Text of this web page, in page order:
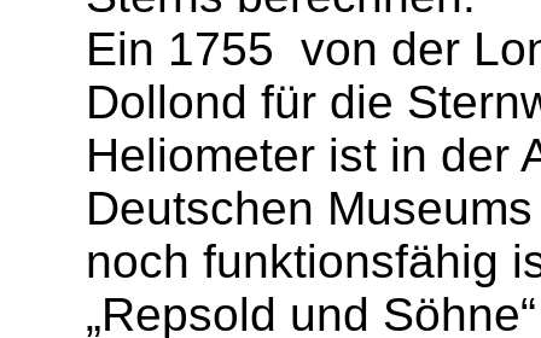
Ein 1755 von der
Dollond für die
Heliometer ist in der
Deutschen
noch funktionsfähig
„Repsold und